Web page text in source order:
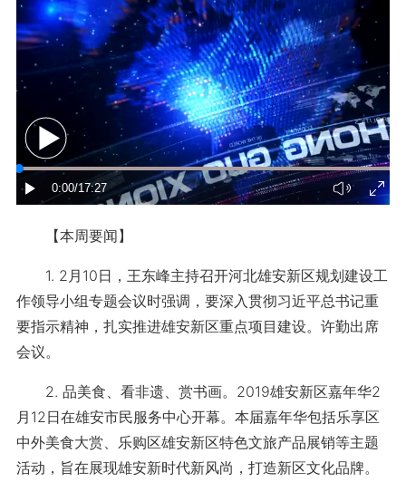
【本周要闻】
1. 2月10日，王东峰主持召开河北雄安新区规划建设工
作领导小组专题会议时强调，要深入贯彻习近平总书记重
要指示精神，扎实推进雄安新区重点项目建设。许勤出席
会议。
2. 品美食、看非遗、赏书画。2019雄安新区嘉年华2
月12日在雄安市民服务中心开幕。本届嘉年华包括乐享区
中外美食大赏、乐购区雄安新区特色文旅产品展销等主题
活动，旨在展现雄安新时代新风尚，打造新区文化品牌。